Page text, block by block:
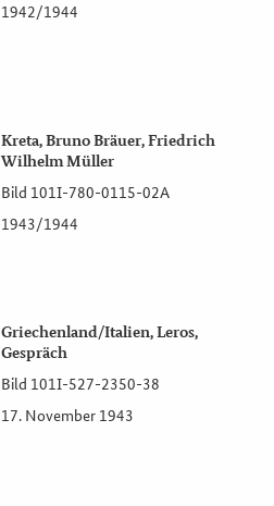
1942/1944
Kreta, Bruno Bräuer, Friedrich
Wilhelm Müller
Bild 101I-780-0115-02A
1943/1944
Griechenland/Italien, Leros,
Gespräch
Bild 101I-527-2350-38
17. November 1943